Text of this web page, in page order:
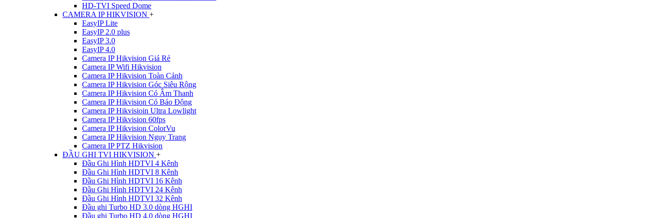
HD-TVI Speed Dome
CAMERA IP HIKVISION +
EasyIP Lite
EasyIP 2.0 plus
EasyIP 3.0
EasyIP 4.0
Camera IP Hikvision Giá Rẻ
Camera IP Wifi Hikvision
Camera IP Hikvision Toàn Cảnh
Camera IP Hikvision Góc Siêu Rộng
Camera IP Hikvision Có Âm Thanh
Camera IP Hikvision Có Báo Động
Camera IP Hikvisioin Ultra Lowlight
Camera IP Hikvision 60fps
Camera IP Hikvision ColorVu
Camera IP Hikvision Ngụy Trang
Camera IP PTZ Hikvision
ĐẦU GHI TVI HIKVISION +
Đầu Ghi Hình HDTVI 4 Kênh
Đầu Ghi Hình HDTVI 8 Kênh
Đầu Ghi Hình HDTVI 16 Kênh
Đầu Ghi Hình HDTVI 24 Kênh
Đầu Ghi Hình HDTVI 32 Kênh
Đầu ghi Turbo HD 3.0 dòng HGHI
Đầu ghi Turbo HD 4.0 dòng HGHI